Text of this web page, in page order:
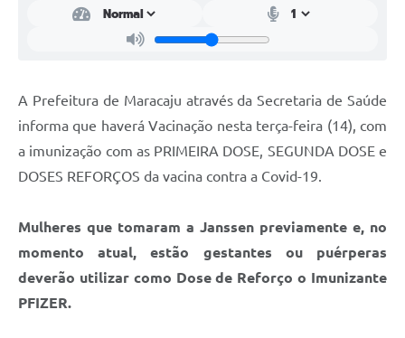
Plano Municipal de Enfrentamento da Pandemia em
Decorrência de COVID-19 Educação - Adesão ao
Telefones Úteis
A Prefeitura de Maracaju através da Secretaria de Saúde
informa que haverá Vacinação nesta terça-feira (14), com
a imunização com as PRIMEIRA DOSE, SEGUNDA DOSE e
DOSES REFORÇOS da vacina contra a Covid-19.
Mulheres que tomaram a Janssen previamente e, no
momento atual, estão gestantes ou puérperas
deverão utilizar como Dose de Reforço o Imunizante
PFIZER.